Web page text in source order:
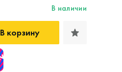
В наличии
В корзину